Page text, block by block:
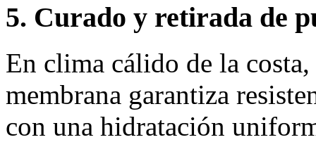
5. Curado y retirada de
En clima cálido de la
membrana garantiza
con una hidratación